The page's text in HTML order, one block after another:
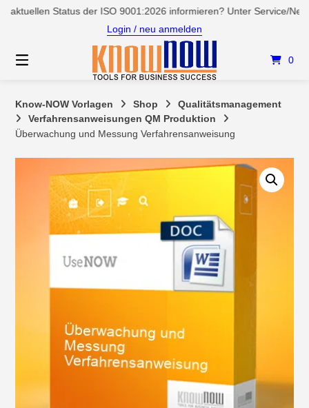
Springen
Status der ISO 9001:2026 informieren? Unter Service/News
Login / neu anmelden
0
Know-NOW Vorlagen Shop
Qualitätsmanagement
Verfahrensanweisungen QM Produktion
Überwachung und Messung Verfahrensanweisung